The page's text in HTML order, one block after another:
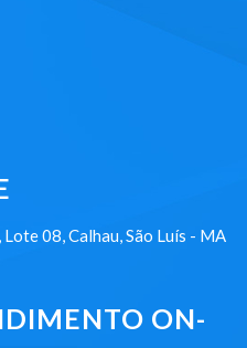
08, Calhau, São Luís - MA
ON-